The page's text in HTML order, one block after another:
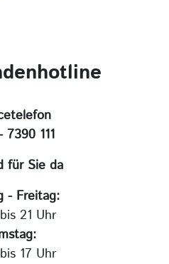
111
für Sie da
- Freitag:
21 Uhr
17 Uhr